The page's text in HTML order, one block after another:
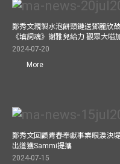
鄭秀文親製水泡餅頸鏈送鄧麗欣
《填詞魂》謝雅兒給力 觀眾大嗌
2024-07-20
More
鄭秀文回顧青春奉獻事業眼淚決
出道獲Sammi提攜
2024-07-15